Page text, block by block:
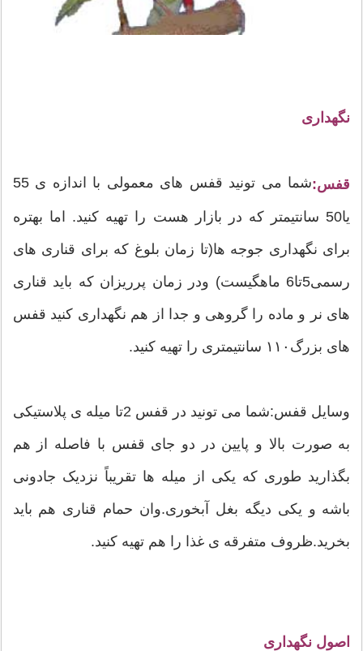
نگهداری
قفس: شما می تونید قفس های معمولی با اندازه ی 55
یا50 سانتیمتر که در بازار هست را تهیه کنید. اما بهتره
برای نگهداری جوجه ها(تا زمان بلوغ که برای قناری های
رسمی5تا6 ماهگیست) ودر زمان پرریزان که باید قناری
های نر و ماده را گروهی و جدا از هم نگهداری کنید قفس
های بزرگ۱۱۰ سانتیمتری را تهیه کنید.
وسایل قفس:شما می تونید در قفس 2تا میله ی پلاستیکی
به صورت بالا و پایین در دو جای قفس با فاصله از هم
بگذارید طوری که یکی از میله ها تقریباً نزدیک جادونی
باشه و یکی دیگه بغل آبخوری.وان حمام قناری هم باید
بخرید.ظروف متفرقه ی غذا را هم تهیه کنید.
اصول نگهداری